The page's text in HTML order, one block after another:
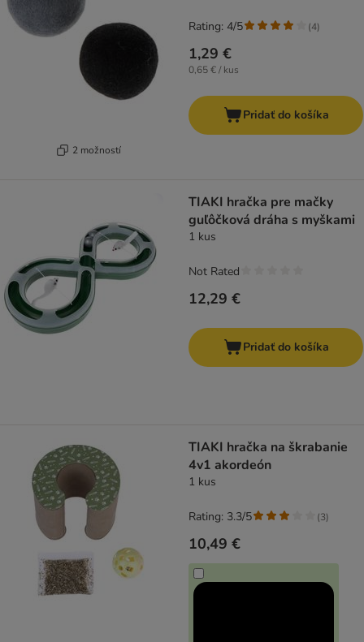
2 možností
1,29 €
0,65 € / kus
Rating: 4/5 (4)
Pridať do košíka
TIAKI hračka pre mačky
guľôčková dráha s myškami
1 kus
12,29 €
Not Rated
Pridať do košíka
TIAKI hračka na škrabanie
4v1 akordeón
1 kus
10,49 €
Rating: 3.3/5 (3)